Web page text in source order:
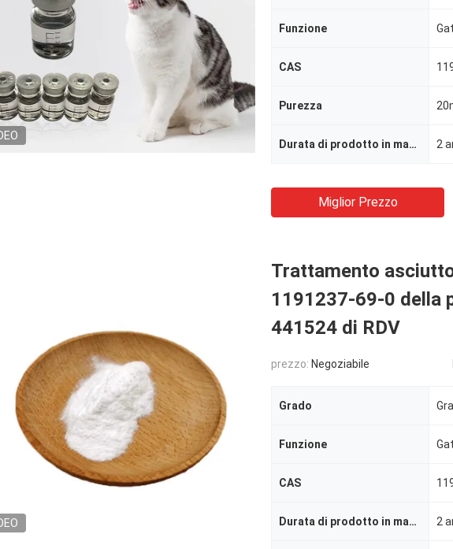
Funzione
CAS
Purezza
Durata di prodotto in magazzino 2
Miglior Prezzo
Trattamento
1191237-69-0 della
441524 di RDV
prezzo: Negoziabile
Grado
Funzione
CAS
Durata di prodotto in magazzino 2